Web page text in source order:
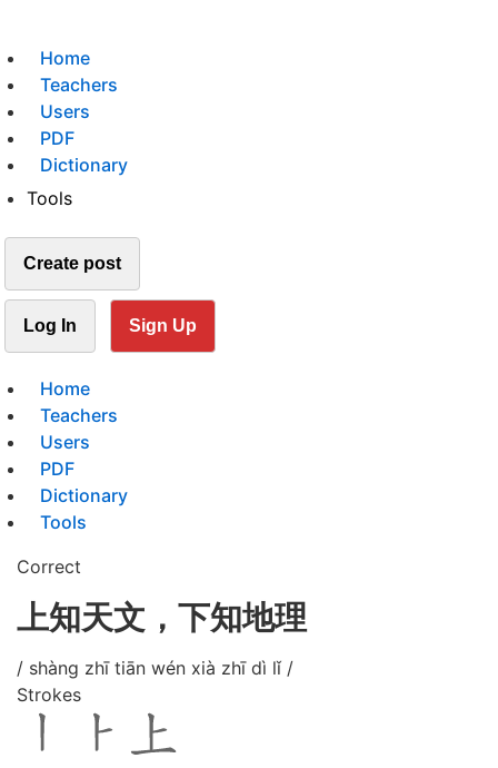
Home
Teachers
Users
PDF
Dictionary
Tools
Create post
Log In Sign Up
Home
Teachers
Users
PDF
Dictionary
Tools
Correct
上知天文，下知地理
/ shàng zhī tiān wén xià zhī dì lǐ /
Strokes